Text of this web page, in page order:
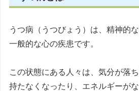
うつ病（うつびょう）は、精神的
一般的な心の疾患です。
この状態にある人々は、気分が落
持たなくなったり、エネルギーが